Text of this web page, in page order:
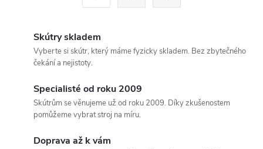
Skútry skladem
Vyberte si skútr, který máme fyzicky skladem. Bez zbytečného
čekání a nejistoty.
Specialisté od roku 2009
Skútrům se věnujeme už od roku 2009. Díky zkušenostem
pomůžeme vybrat stroj na míru.
Doprava až k vám